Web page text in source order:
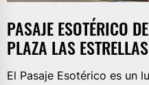
PASAJE ESOTÉRICO
PLAZA LAS ESTRELLAS
El Pasaje Esotérico es un